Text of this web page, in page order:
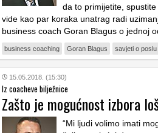
da to primijetite,
vide kao par koraka unatrag radi
business coach Goran Blagus o jednoj
business coaching Goran Blagus savjeti o poslu
15.05.2018. (15:30)
Iz coacheve bilježnice
Zašto je mogućnost izbora
“Mi ljudi volimo imati